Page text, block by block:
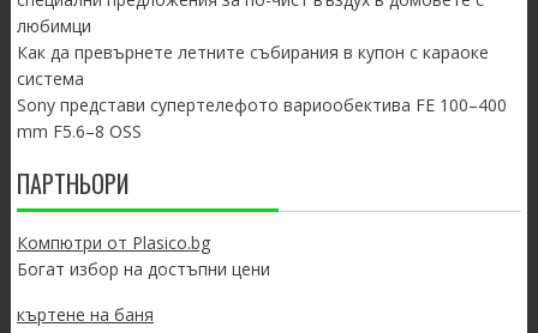
любимци
Как да превърнете летните събирания в купон с караоке
система
Sony представи супертелефото вариообектива FE 100–400
mm F5.6–8 OSS
ПАРТНЬОРИ
Компютри от Plasico.bg
Богат избор на достъпни цени
къртене на баня